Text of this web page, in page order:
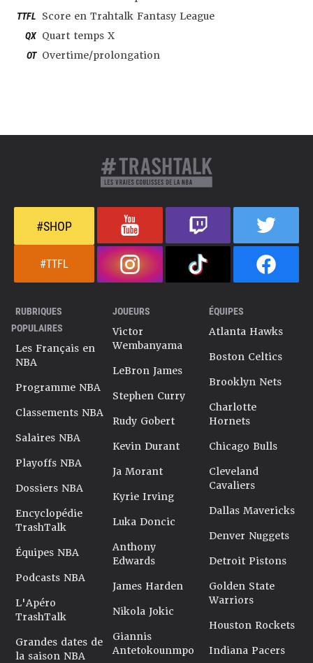
TTFL Score en Trahtalk Fantasy League
QX Quart temps X
OT Overtime/prolongation
#SHOP
#TTFL
RUBRIQUES
POPULAIRES
Les Français en
NBA
Programme NBA
Classements NBA
Salaires NBA
Playoffs NBA
Dossiers NBA
Encyclopédie
TrashTalk
Équipes NBA
Podcasts NBA
L'Apéro
TrashTalk
Grandes dates de
la saison NBA
JOUEURS
Victor
Wembanyama
LeBron James
Stephen Curry
Rudy Gobert
Kevin Durant
Ja Morant
Kyrie Irving
Luka Doncic
Anthony
Edwards
James Harden
Nikola Jokic
Giannis
Antetokounmpo
ÉQUIPES
Atlanta Hawks
Boston Celtics
Brooklyn Nets
Charlotte
Hornets
Chicago Bulls
Cleveland
Cavaliers
Dallas Mavericks
Denver Nuggets
Detroit Pistons
Golden State
Warriors
Houston Rockets
Indiana Pacers